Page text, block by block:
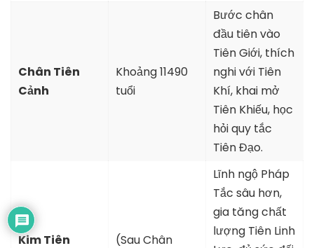
Chân Tiên
Cảnh
Khoảng 11490
tuổi
Bước chân
đầu tiên vào
Tiên Giới, thích
nghi với Tiên
Khí, khai mở
Tiên Khiếu, học
hỏi quy tắc
Tiên Đạo.
Kim Tiên (Sau Chân
Lĩnh ngộ Pháp
Tắc sâu hơn,
gia tăng chất
lượng Tiên Linh